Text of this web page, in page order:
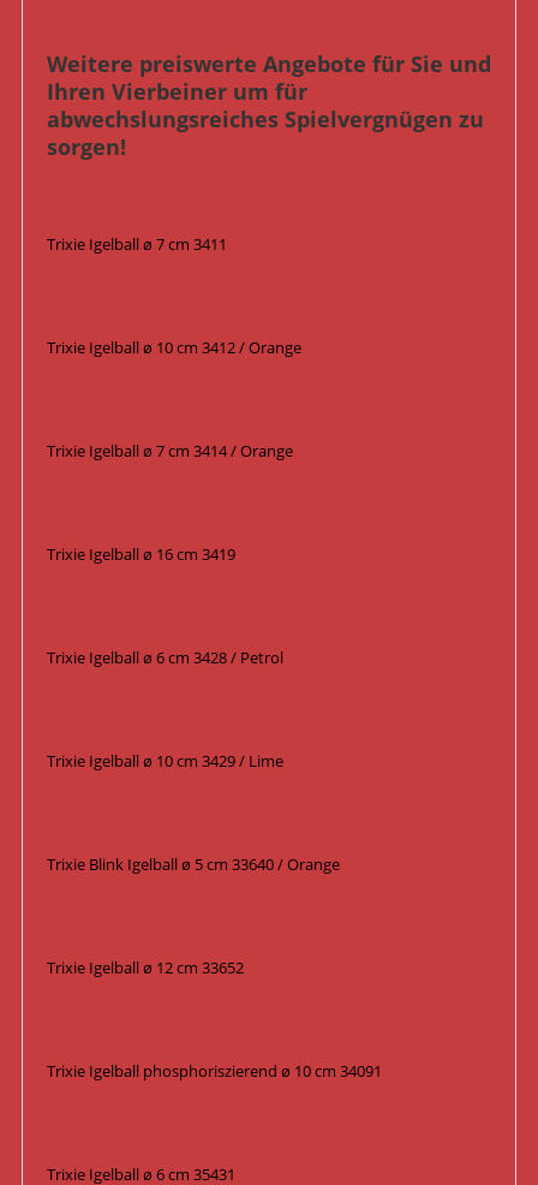
Weitere preiswerte Angebote für Sie und
Ihren Vierbeiner um für
abwechslungsreiches Spielvergnügen zu
sorgen!
Trixie Igelball ø 7 cm 3411
Trixie Igelball ø 10 cm 3412 / Orange
Trixie Igelball ø 7 cm 3414 / Orange
Trixie Igelball ø 16 cm 3419
Trixie Igelball ø 6 cm 3428 / Petrol
Trixie Igelball ø 10 cm 3429 / Lime
Trixie Blink Igelball ø 5 cm 33640 / Orange
Trixie Igelball ø 12 cm 33652
Trixie Igelball phosphoriszierend ø 10 cm 34091
Trixie Igelball ø 6 cm 35431